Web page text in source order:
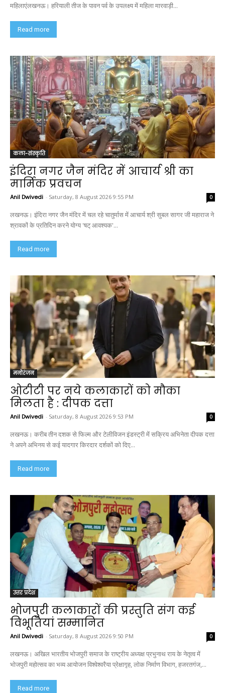
महिलाएंलखनऊ। हरियाली तीज के पावन पर्व के उपलक्ष्य में महिला मारवाड़ी...
Read more
कला-संस्कृति
इंदिरा नगर जैन मंदिर में आचार्य श्री का
मार्मिक प्रवचन
Anil Dwivedi - Saturday, 8 August 2026 9:55 PM 0
लखनऊ। इंदिरा नगर जैन मंदिर में चल रहे चातुर्मास में आचार्य श्री सुबल सागर जी महाराज ने
श्रावकों के प्रतिदिन करने योग्य 'षट् आवश्यक'...
Read more
मनोरंजन
ओटीटी पर नये कलाकारों को मौका
मिलता है : दीपक दत्ता
Anil Dwivedi - Saturday, 8 August 2026 9:53 PM 0
लखनऊ। करीब तीन दशक से फिल्म और टेलीविजन इंडस्ट्री में सक्रिय अभिनेता दीपक दत्ता
ने अपने अभिनय से कई यादगार किरदार दर्शकों को दिए...
Read more
उत्तर प्रदेश
भोजपुरी कलाकारों की प्रस्तुति संग कई
विभूतियां सम्मानित
Anil Dwivedi - Saturday, 8 August 2026 9:50 PM 0
लखनऊ। अखिल भारतीय भोजपुरी समाज के राष्ट्रीय अध्यक्ष प्रभुनाथ राय के नेतृत्व में
भोजपुरी महोत्सव का भव्य आयोजन विश्वेश्वरैया प्रेक्षागृह, लोक निर्माण विभाग, हजरतगंज,...
Read more